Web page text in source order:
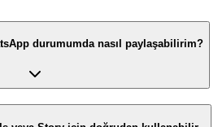
durumumda nasıl paylaşabilirim?